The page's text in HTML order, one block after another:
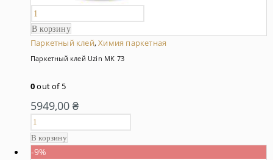
В корзину
Паркетный клей,Химия паркетная
Паркетный клей Uzin MK 73
0out of 5
5949,00 ₴
В корзину
-9%